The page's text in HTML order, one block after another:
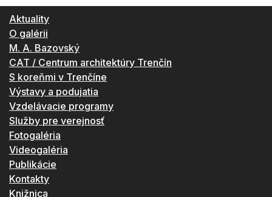
Aktuality
O galérii
M. A. Bazovský
CAT / Centrum architektúry Trenčín
S koreňmi v Trenčíne
Výstavy a podujatia
Vzdelávacie programy
Služby pre verejnosť
Fotogaléria
Videogaléria
Publikácie
Kontakty
Knižnica